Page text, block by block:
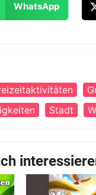
WhatsApp
Stadt